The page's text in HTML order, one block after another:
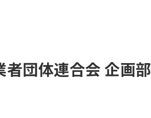
者団体連合会 企画